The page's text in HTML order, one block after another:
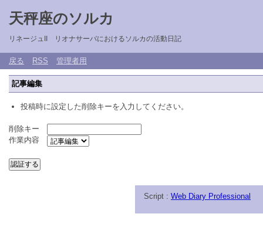
天秤座のソルカ
リネージュII リオナサーバにおけるソルカの活動日記
戻る RSS 管理者用
記事編集
投稿時に設定した削除キーを入力してください。
削除キー
作業内容
Script : Web Diary Professional